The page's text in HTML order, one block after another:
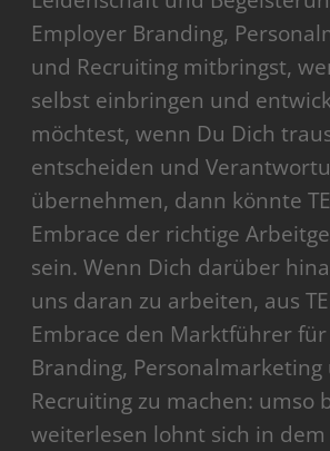
Employer Branding,
und Recruiting mitbringst,
selbst einbringen und
möchtest, wenn Du Dich
entscheiden und
übernehmen, dann könnte
Embrace der richtige
sein. Wenn Dich darüber
uns daran zu arbeiten, aus
Embrace den Marktführer
Branding, Personalmarketing
Recruiting zu machen: umso
weiterlesen lohnt sich in dem